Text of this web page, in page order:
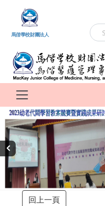
跳到主要內容
馬偕學校財團法人
‹